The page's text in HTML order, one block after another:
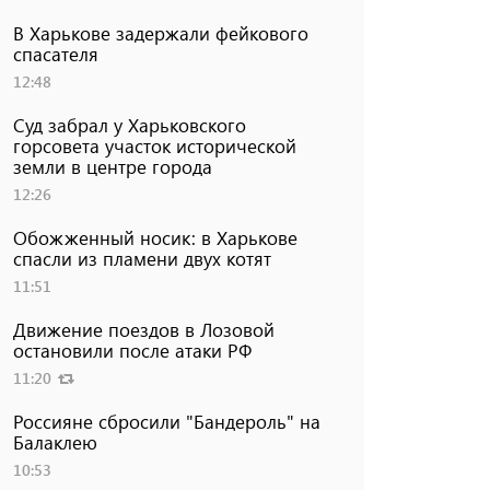
В Харькове задержали фейкового
спасателя
12:48
Суд забрал у Харьковского
горсовета участок исторической
земли в центре города
12:26
Обожженный носик: в Харькове
спасли из пламени двух котят
11:51
Движение поездов в Лозовой
остановили после атаки РФ
11:20
Россияне сбросили "Бандероль" на
Балаклею
10:53